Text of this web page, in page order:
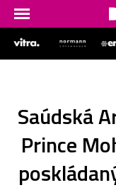
Saúdská
Prince